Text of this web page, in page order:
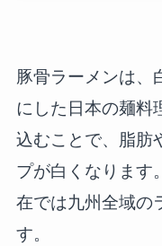
豚骨ラーメンは、
にした日本の麺料
込むことで、脂肪
プが白くなります
在では九州全域の
す。